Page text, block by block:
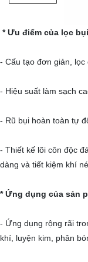
* Ưu điểm của lọc
- Cấu tạo đơn giản, lọc
- Hiệu suất làm sạch
- Rũ bụi hoàn toàn tự
- Thiết kế lõi côn độc
dàng và tiết kiệm khí
* Ứng dụng của sản
- Ứng dụng rộng rãi
khí, luyện kim, phân